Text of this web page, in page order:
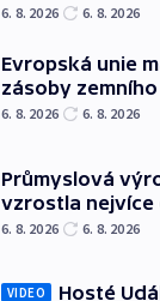
6. 8. 2026 6. 8. 2026
Evropská unie
zásoby
6. 8. 2026 6. 8. 2026
Průmyslová
vzrostla nejvíce
6. 8. 2026 6. 8. 2026
VIDEO
Hosté